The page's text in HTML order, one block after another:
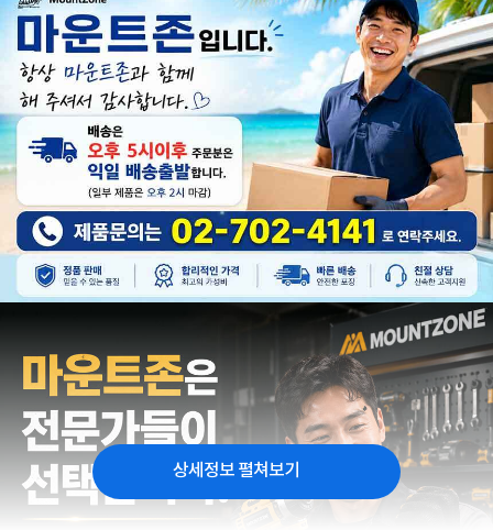
상세정보 펼쳐보기